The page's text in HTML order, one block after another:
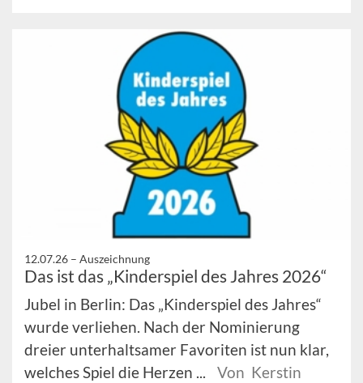
12.07.26 – Auszeichnung
Das ist das „Kinderspiel des Jahres 2026“
Jubel in Berlin: Das „Kinderspiel des Jahres“
wurde verliehen. Nach der Nominierung
dreier unterhaltsamer Favoriten ist nun klar,
welches Spiel die Herzen ...
Von Kerstin